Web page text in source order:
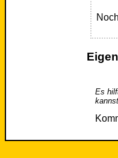
Es